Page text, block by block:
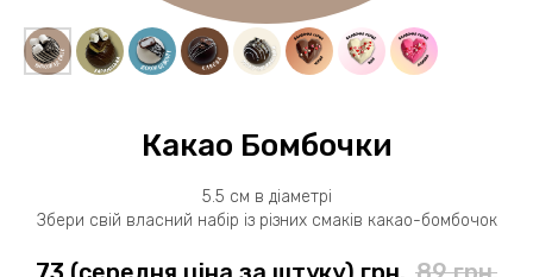
Какао Бомбочки
5.5 см в діаметрі
Збери свій власний набір із різних смаків какао-бомбочок